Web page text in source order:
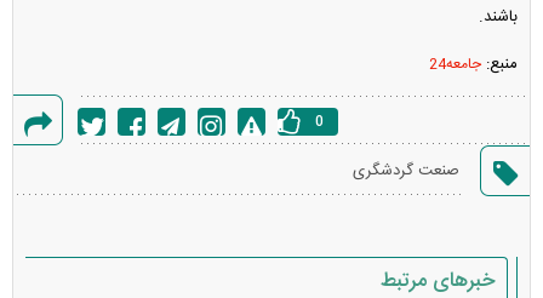
باشند.
منبع: جامعه24
خطا
0
صنعت گردشگری
خبرهای مرتبط